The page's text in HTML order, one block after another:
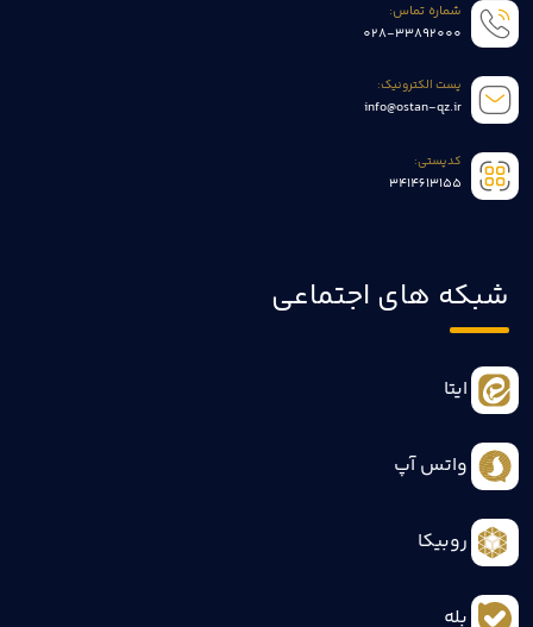
شماره تماس:
028-33892000
پست الکترونیک:
info@ostan-qz.ir
کدپستی:
3414613155
شبکه های اجتماعی
ایتا
واتس آپ
روبیکا
بله